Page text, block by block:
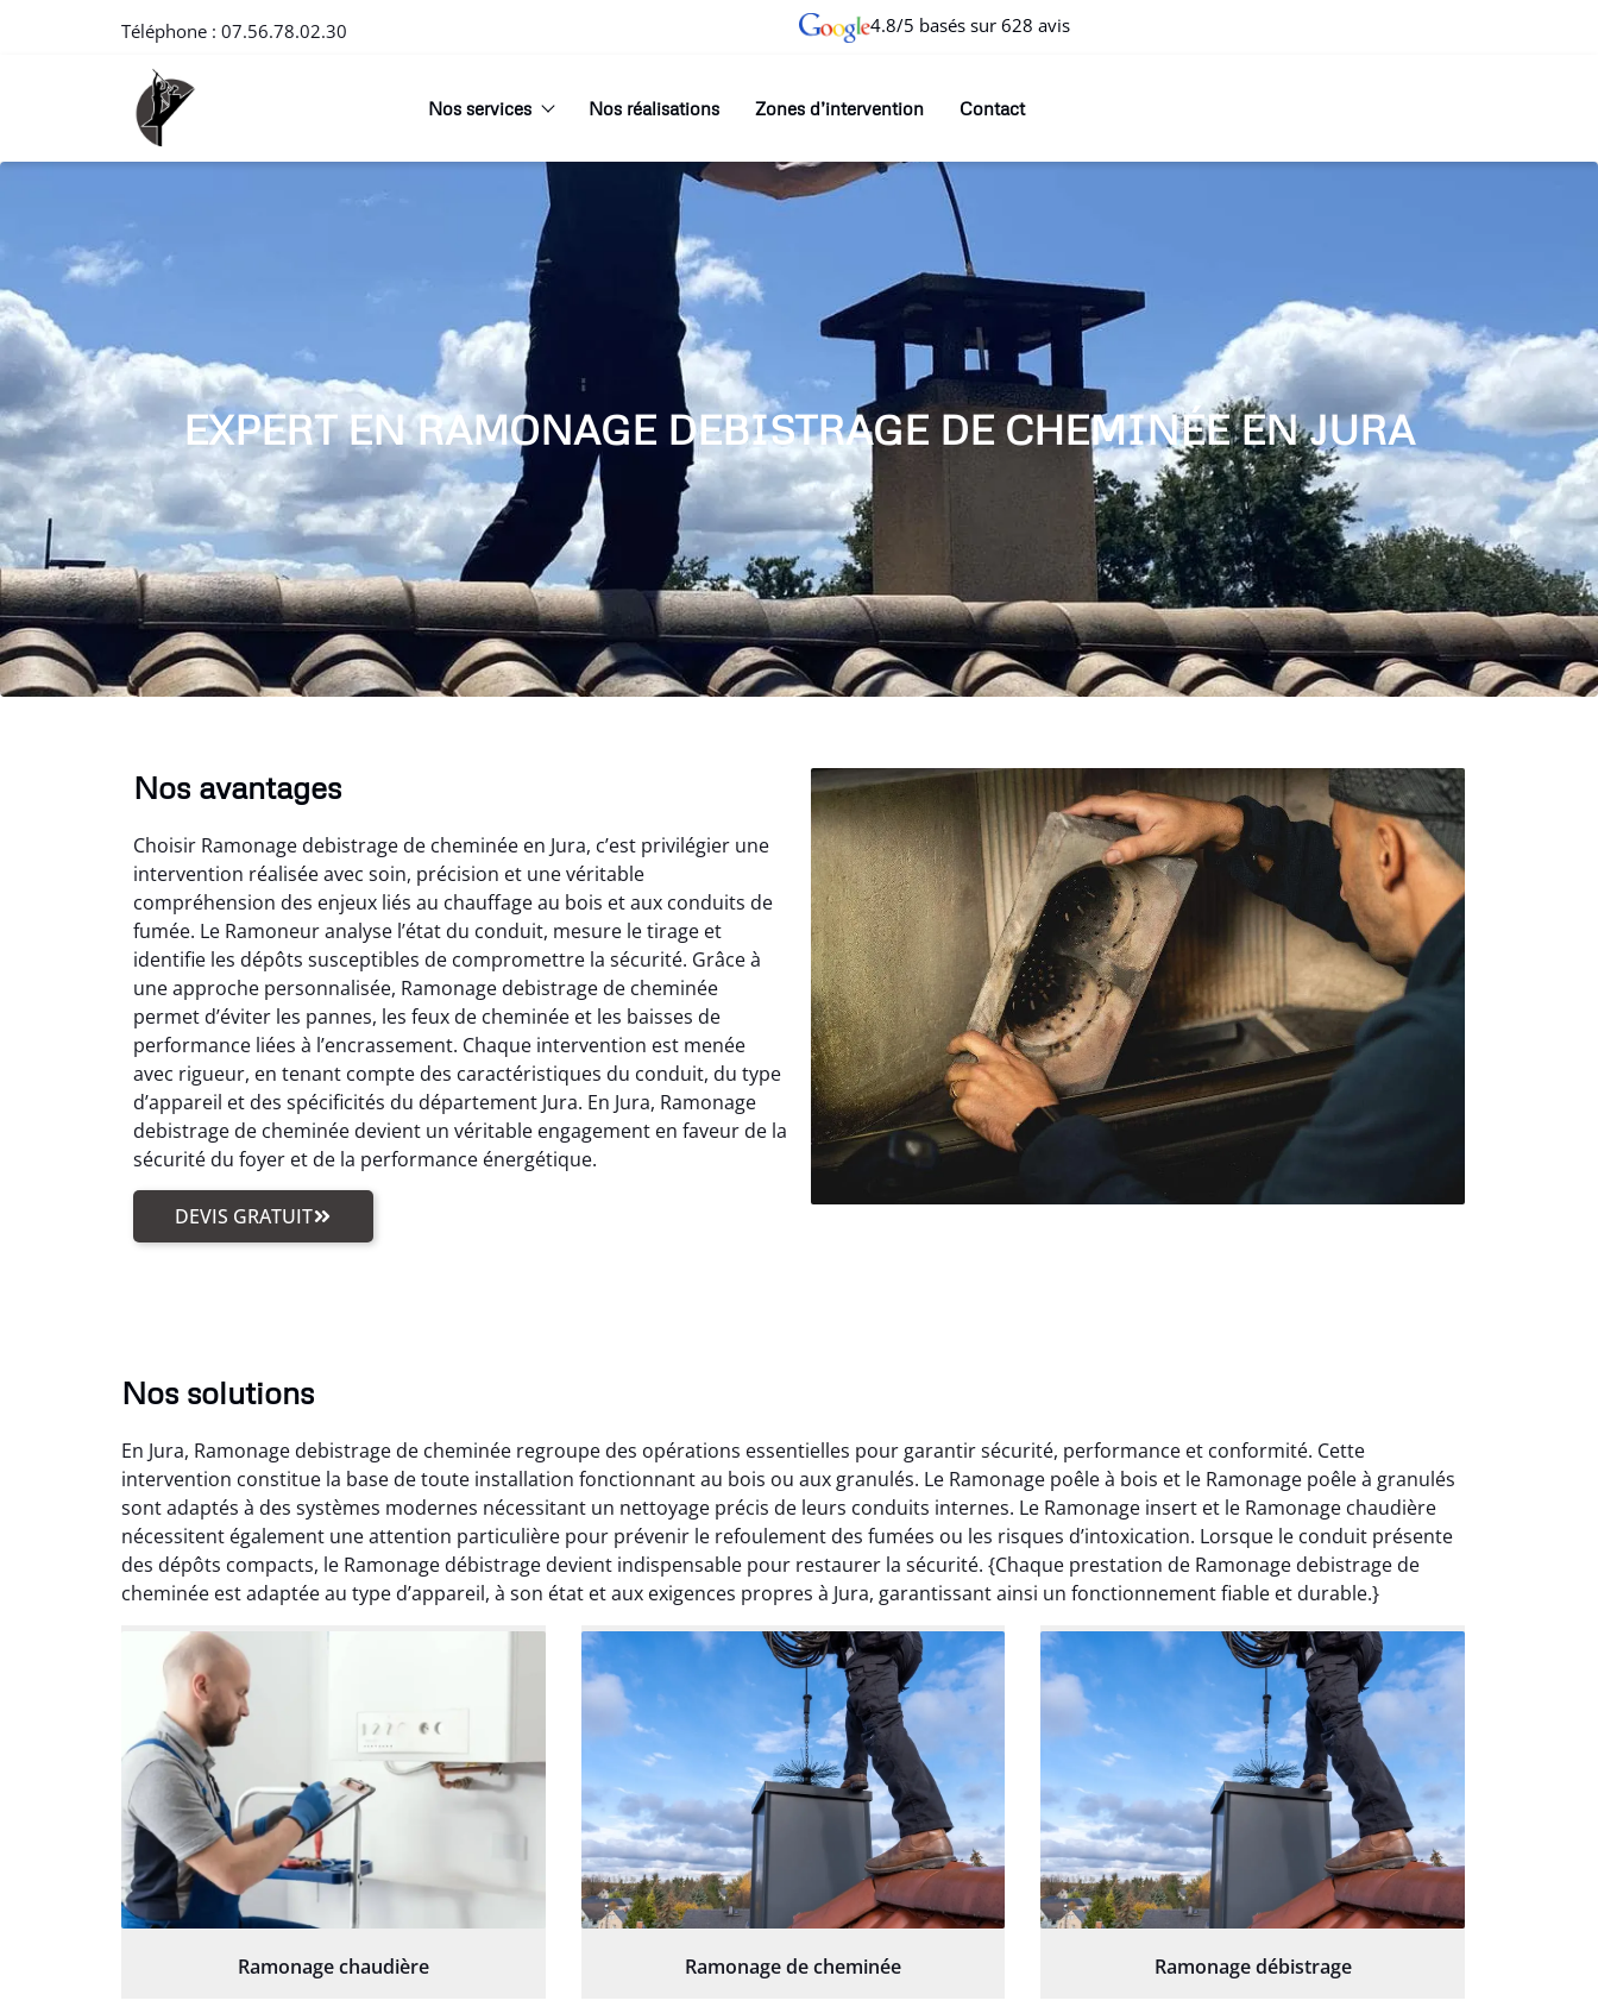
Téléphone : 07.56.78.02.30 4.8/5 basés sur 628 avis
Nos services Nos réalisations Zones d’intervention Contact
EXPERT EN RAMONAGE DEBISTRAGE DE CHEMINÉE EN JURA
Nos avantages
Choisir Ramonage debistrage de cheminée en Jura, c’est privilégier une
intervention réalisée avec soin, précision et une véritable
compréhension des enjeux liés au chauffage au bois et aux conduits de
fumée. Le Ramoneur analyse l’état du conduit, mesure le tirage et
identifie les dépôts susceptibles de compromettre la sécurité. Grâce à
une approche personnalisée, Ramonage debistrage de cheminée
permet d’éviter les pannes, les feux de cheminée et les baisses de
performance liées à l’encrassement. Chaque intervention est menée
avec rigueur, en tenant compte des caractéristiques du conduit, du type
d’appareil et des spécificités du département Jura. En Jura, Ramonage
debistrage de cheminée devient un véritable engagement en faveur de la
sécurité du foyer et de la performance énergétique.
DEVIS GRATUIT
Nos solutions
En Jura, Ramonage debistrage de cheminée regroupe des opérations essentielles pour garantir sécurité, performance et conformité. Cette
intervention constitue la base de toute installation fonctionnant au bois ou aux granulés. Le Ramonage poêle à bois et le Ramonage poêle à granulés
sont adaptés à des systèmes modernes nécessitant un nettoyage précis de leurs conduits internes. Le Ramonage insert et le Ramonage chaudière
nécessitent également une attention particulière pour prévenir le refoulement des fumées ou les risques d’intoxication. Lorsque le conduit présente
des dépôts compacts, le Ramonage débistrage devient indispensable pour restaurer la sécurité. {Chaque prestation de Ramonage debistrage de
cheminée est adaptée au type d’appareil, à son état et aux exigences propres à Jura, garantissant ainsi un fonctionnement fiable et durable.}
Ramonage chaudière Ramonage de cheminée Ramonage débistrage